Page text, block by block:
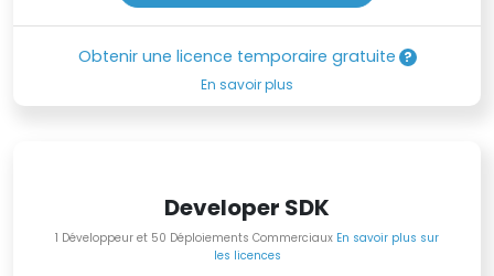
Obtenir une licence temporaire gratuite
En savoir plus
Developer SDK
1 Développeur et 50 Déploiements Commerciaux En savoir plus sur
les licences